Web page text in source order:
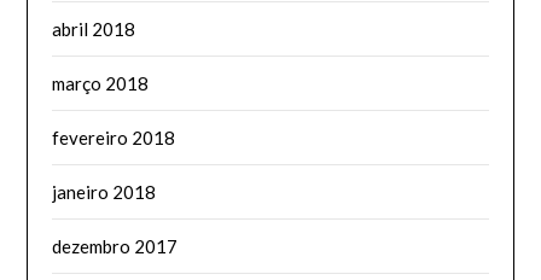
abril 2018
março 2018
fevereiro 2018
janeiro 2018
dezembro 2017